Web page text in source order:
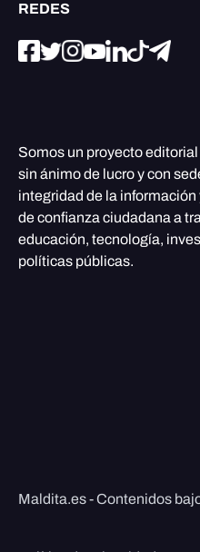
REDES
Somos un proyecto editorial
sin ánimo de lucro y con
integridad de la
de confianza ciudadana a
educación, tecnología,
políticas públicas.
Maldita.es - Contenidos